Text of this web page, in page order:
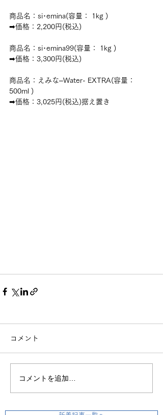
商品名：si･emina(容量： 1kg )
➡価格：2,200円(税込)
商品名：si･emina99(容量： 1kg )
➡価格：3,300円(税込)
商品名：えみな–Water- EXTRA(容量：
500ml )
➡価格：3,025円(税込)据え置き
コメント
コメントを追加…